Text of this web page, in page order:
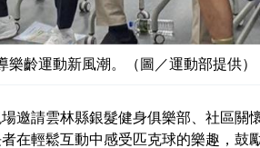
齡運動新風潮。（圖／運動部提供）
邀請雲林縣銀髮健身俱樂部、社區關
在輕鬆互動中感受匹克球的樂趣，鼓